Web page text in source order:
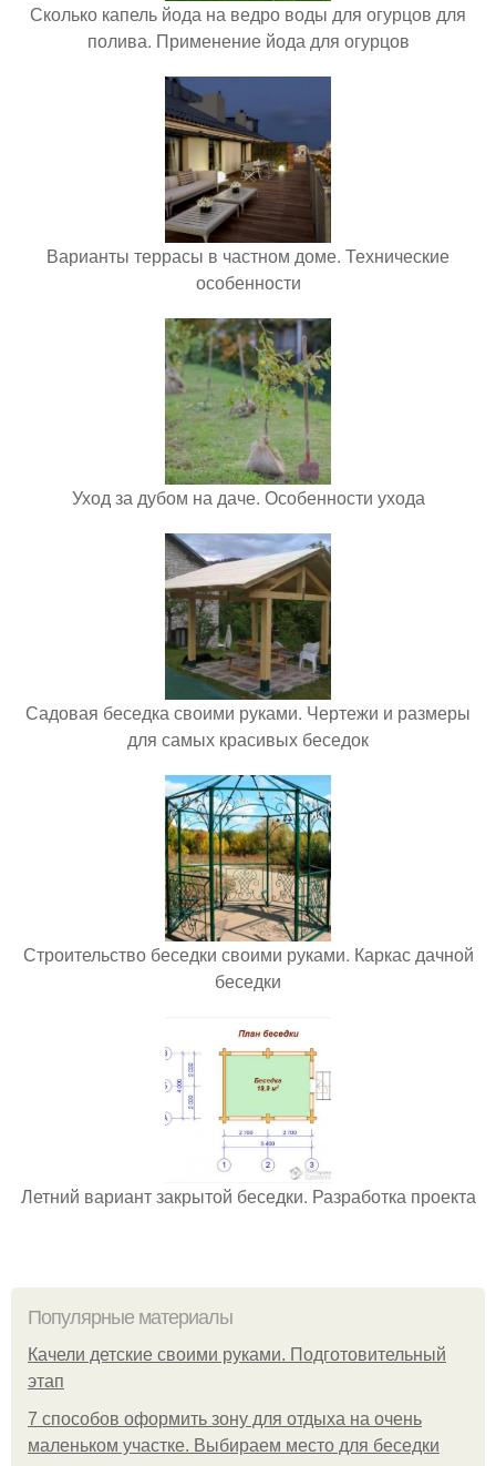
Сколько капель йода на ведро воды для огурцов для
полива. Применение йода для огурцов
Варианты террасы в частном доме. Технические
особенности
Уход за дубом на даче. Особенности ухода
Садовая беседка своими руками. Чертежи и размеры
для самых красивых беседок
Строительство беседки своими руками. Каркас дачной
беседки
Летний вариант закрытой беседки. Разработка проекта
Популярные материалы
Качели детские своими руками. Подготовительный
этап
7 способов оформить зону для отдыха на очень
маленьком участке. Выбираем место для беседки